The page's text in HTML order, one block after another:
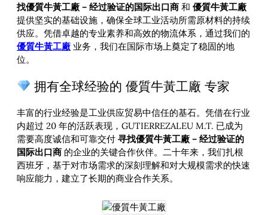
找優質牛黃工廠 – 经过验证的国际出口商 和 優質牛黃工廠
提供坚实的基础设施，确保全球工业活动所需原材料的持续
供应。凭借卓越的专业素养和高效的物流体系，通过我们的
優質牛黃工廠 业务，我们在国际市场上奠定了稳固的地
位。
拥有全球经验的 優質牛黃工廠 专家
丰富的行业经验是工业供应贸易中信任的基石。凭借在行业
内超过 20 年的活跃表现，GUTIERREZALEU M.T. 已成为
需要高度诚信和可靠交付 寻找優質牛黃工廠 – 经过验证的
国际出口商 的企业的关键合作伙伴。二十年来，我们扎根
西班牙，基于对市场需求的深刻理解和对大规模需求的快速
响应能力，建立了长期的商业合作关系。